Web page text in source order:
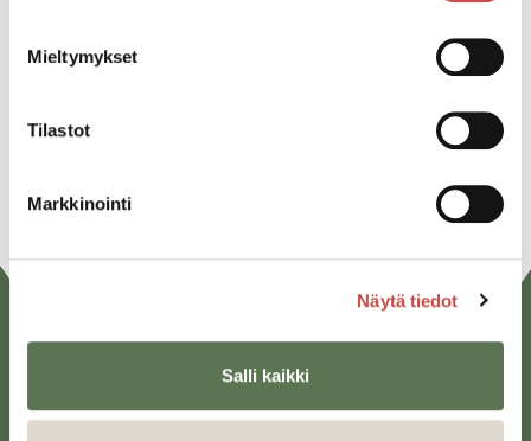
Mieltymykset
Tilastot
Markkinointi
Näytä tiedot
Salli kaikki
Twitter